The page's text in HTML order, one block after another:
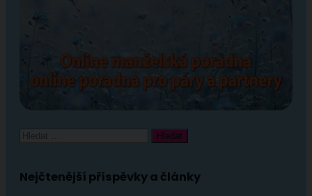
Nejčtenější příspěvky a články